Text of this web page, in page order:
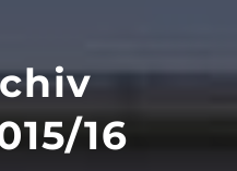
16